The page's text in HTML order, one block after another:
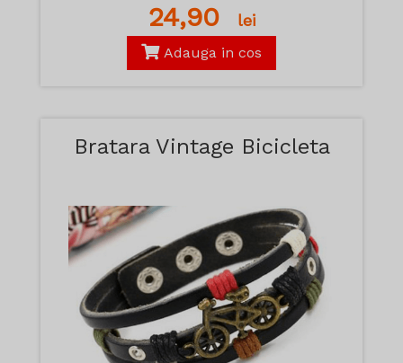
24,90 lei
Adauga in cos
Bratara Vintage Bicicleta